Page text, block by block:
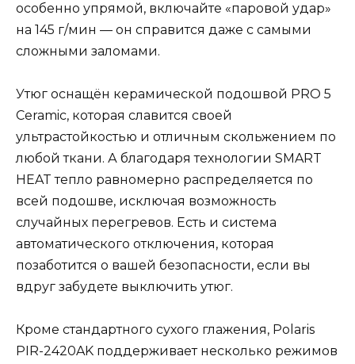
особенно упрямой, включайте «паровой удар»
на 145 г/мин — он справится даже с самыми
сложными заломами.
Утюг оснащён керамической подошвой PRO 5
Ceramic, которая славится своей
ультрастойкостью и отличным скольжением по
любой ткани. А благодаря технологии SMART
HEAT тепло равномерно распределяется по
всей подошве, исключая возможность
случайных перегревов. Есть и система
автоматического отключения, которая
позаботится о вашей безопасности, если вы
вдруг забудете выключить утюг.
Кроме стандартного сухого глажения, Polaris
PIR-2420AK поддерживает несколько режимов